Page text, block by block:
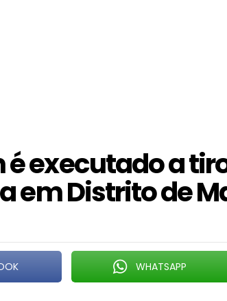
executado a
em Distrito de
WHATSAPP